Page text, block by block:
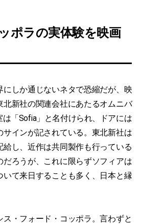
ポラの実体験を映画
しか通じないネタで恐縮だが、映
北新社の関連会社にあたるオムニバ
「Sofia」と名付けられ、ドアには
サインが記されている。東北新社は
給し、近作は共同製作も行っている
だろうが、これに限らずソフィアは
いて来日することも多く、日本と縁
・フォード・コッポラ。言わずと